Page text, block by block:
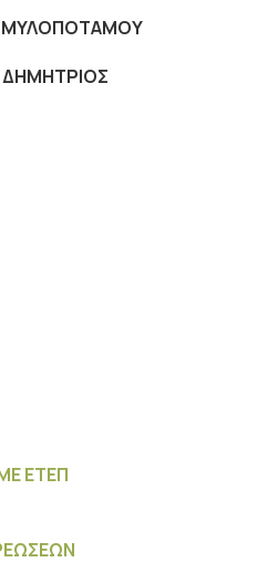
ΔΗΜΗΤΡΙΟΣ
ΕΤΕΠ